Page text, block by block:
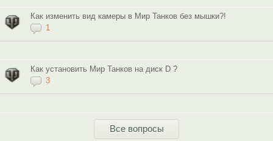
Как изменить вид камеры в Мир Танков без мышки?!
1
Как установить Мир Танков на диск D ?
3
Все вопросы